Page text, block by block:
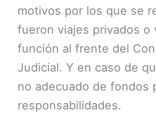
motivos por los que se
fueron viajes privados o
función al frente del
Judicial. Y en caso de
no adecuado de fondos
responsabilidades.